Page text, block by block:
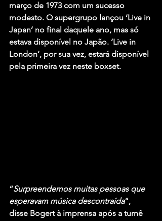
março de 1973 com um sucesso
modesto. O supergrupo lançou ‘Live in
Japan’ no final daquele ano, mas só
estava disponível no Japão. ‘Live in
London’, por sua vez, estará disponível
pela primeira vez neste boxset.
“Surpreendemos muitas pessoas que
esperavam música descontraída“,
disse Bogert à imprensa após a turnê